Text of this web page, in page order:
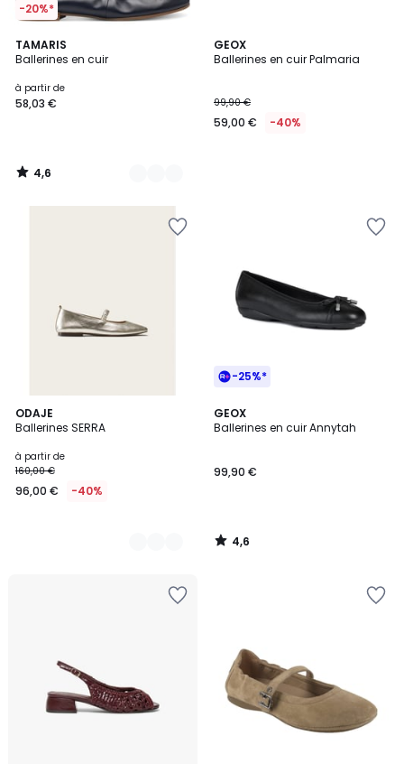
-20%*
TAMARIS
Ballerines en cuir
à partir de
58,03 €
4,6
/ 5
5
Couleurs
4,6
/
GEOX
Ballerines en cuir Palmaria
99,90 €
59,00 € -40%
ODAJE
Ballerines SERRA
à partir de
160,00 €
96,00 € -40%
3
Couleurs
-25%*
GEOX
Ballerines en cuir Annytah
99,90 €
4,6
/ 5
4,6
/